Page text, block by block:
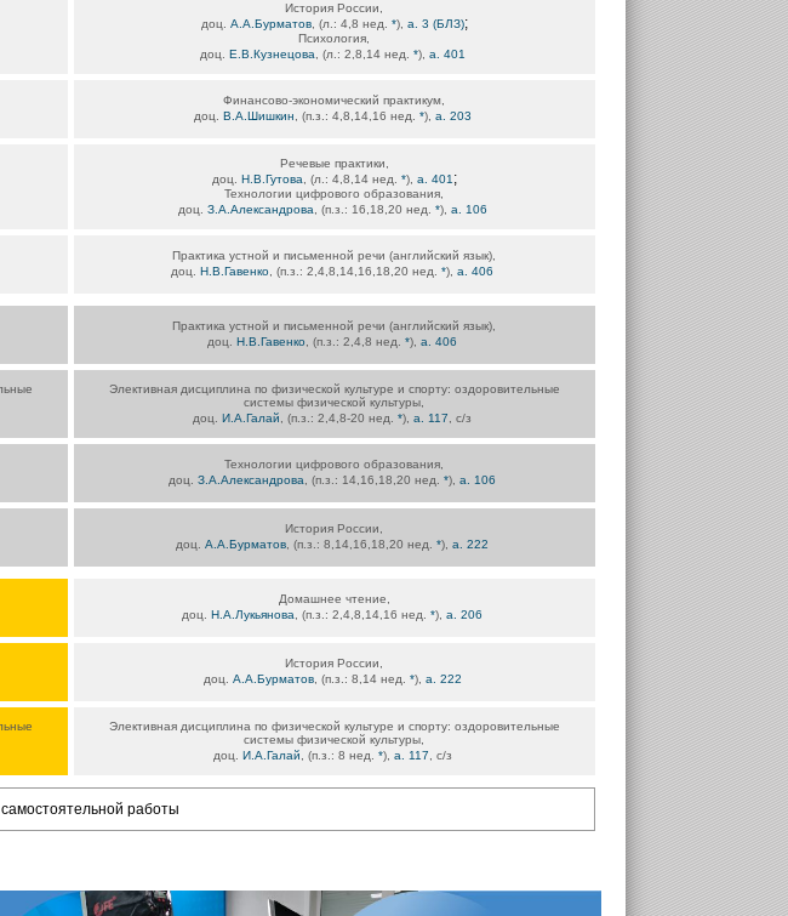
История России,
доц. А.А.Бурматов, (л.: 4,8 нед. *), а. 3 (БЛЗ);
Психология,
доц. Е.В.Кузнецова , (л.: 2,8,14 нед. *), а. 401
Финансово-экономический практикум,
доц. В.А.Шишкин , (п.з.: 4,8,14,16 нед. *), а. 203
Речевые практики,
доц. Н.В.Гутова , (л.: 4,8,14 нед. *), а. 401 ;
Технологии цифрового образования,
доц. З.А.Александрова , (п.з.: 16,18,20 нед. *), а. 106
Практика устной и письменной речи (английский язык),
доц. Н.В.Гавенко , (п.з.: 2,4,8,14,16,18,20 нед. *), а. 406
Практика устной и письменной речи (английский язык),
доц. Н.В.Гавенко , (п.з.: 2,4,8 нед. *), а. 406
Элективная дисциплина по физической культуре и спорту: оздоровительные
системы физической культуры,
доц. И.А.Галай , (п.з.: 2,4,8-20 нед. *), а. 117 , с/з
Технологии цифрового образования,
доц. З.А.Александрова , (п.з.: 14,16,18,20 нед. *), а. 106
История России,
доц. А.А.Бурматов , (п.з.: 8,14,16,18,20 нед. *), а. 222
Домашнее чтение,
доц. Н.А.Лукьянова , (п.з.: 2,4,8,14,16 нед. *), а. 206
История России,
доц. А.А.Бурматов, (п.з.: 8,14 нед. *), а. 222
Элективная дисциплина по физической культуре и спорту: оздоровительные
системы физической культуры,
доц. И.А.Галай , (п.з.: 8 нед. *), а. 117 , с/з
работы